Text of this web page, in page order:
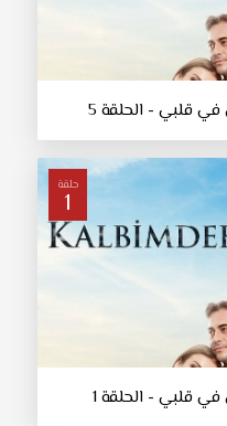
قلبي - الحلقة 5
حلقة
1
قلبي - الحلقة 1